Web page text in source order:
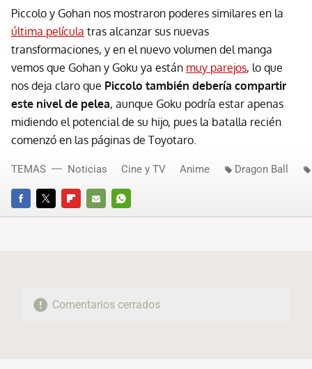
Piccolo y Gohan nos mostraron poderes similares en la
última película tras alcanzar sus nuevas
transformaciones, y en el nuevo volumen del manga
vemos que Gohan y Goku ya están muy parejos, lo que
nos deja claro que Piccolo también debería compartir
este nivel de pelea, aunque Goku podría estar apenas
midiendo el potencial de su hijo, pues la batalla recién
comenzó en las páginas de Toyotaro.
FACEBOOKTWITTERFLIPBOARD
E-
WHATSAPP
TEMAS Noticias Cine y TV Anime Dragon Ball
Comentarios cerrados